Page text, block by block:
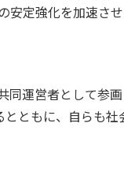
定強化を加速させ
運営者として参
ともに、自らも